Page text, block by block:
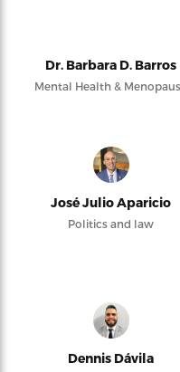
Dr. Barbara D. Barros
Mental Health &
José Julio Aparicio
Politics and law
Dennis Dávila